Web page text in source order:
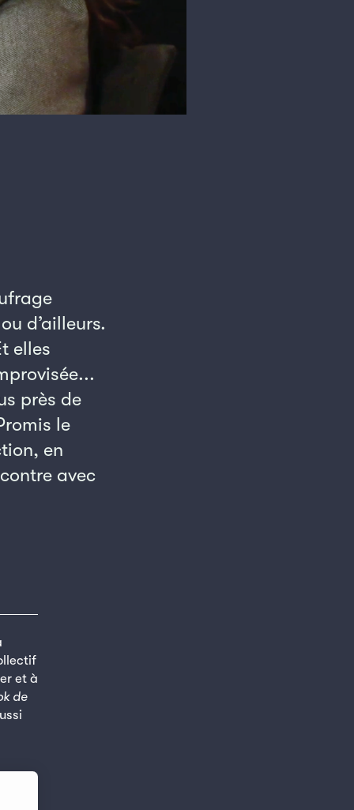
d’ailleurs.
elles
près de
le
en
avec
et à
de